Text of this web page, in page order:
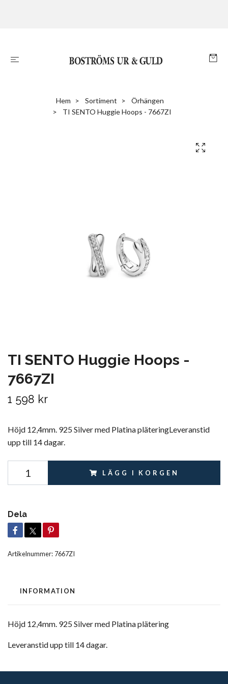
Hem Sortiment
Örhängen
TI SENTO Huggie Hoops - 7667ZI
TI SENTO Huggie Hoops -
7667ZI
1 598 kr
Höjd 12,4mm. 925 Silver med Platina pläteringLeveranstid
upp till 14 dagar.
LÄGG I KORGEN
Dela
Artikelnummer: 7667ZI
INFORMATION
Höjd 12,4mm. 925 Silver med Platina plätering
Leveranstid upp till 14 dagar.